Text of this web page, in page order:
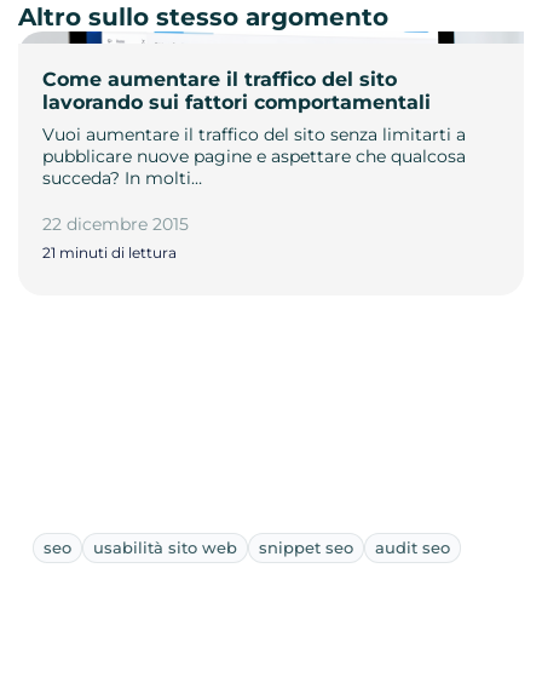
Come aumentare il traffico del sito
lavorando sui fattori comportamentali
Vuoi aumentare il traffico del sito senza limitarti a
pubblicare nuove pagine e aspettare che qualcosa
succeda? In molti…
22 dicembre 2015
21 minuti di lettura
Altro sullo stesso argomento
seo usabilità sito web snippet seo audit seo